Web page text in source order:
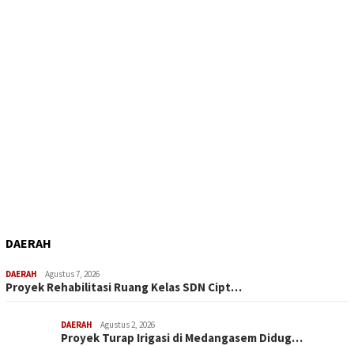
DAERAH
DAERAH Agustus 7, 2026
Proyek Rehabilitasi Ruang Kelas SDN Cipt…
DAERAH Agustus 2, 2026
Proyek Turap Irigasi di Medangasem Didug…